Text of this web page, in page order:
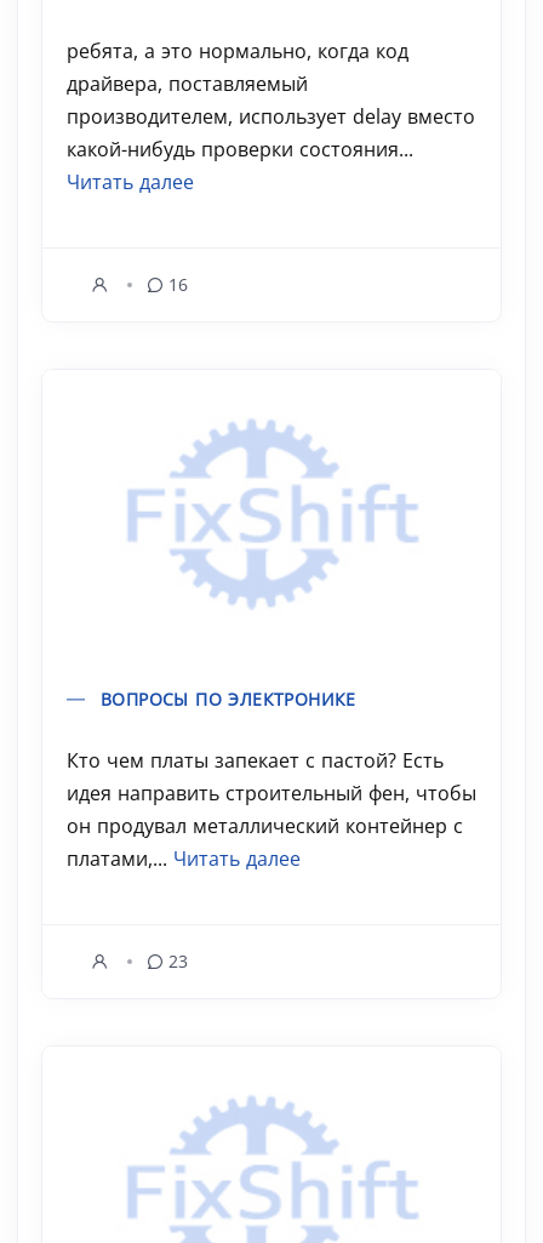
ребята, а это нормально, когда код
драйвера, поставляемый
производителем, использует delay вместо
какой-нибудь проверки состояния...
Читать далее
16
ВОПРОСЫ ПО ЭЛЕКТРОНИКЕ
Кто чем платы запекает с пастой? Есть
идея направить строительный фен, чтобы
он продувал металлический контейнер с
платами,... Читать далее
23